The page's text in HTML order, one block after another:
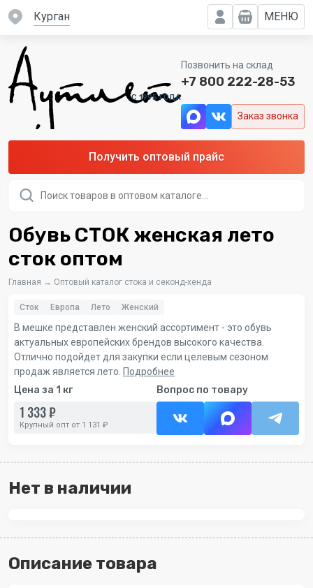
Курган МЕНЮ
C 1995 ГОДА
Позвонить на склад
+7 800 222-28-53
Заказ звонка
Получить оптовый прайс
товаров
Обувь СТОК женская лето
сток оптом
Главная → Оптовый каталог стока и секонд-хенда
Сток Европа Лето Женский
В мешке представлен женский ассортимент - это обувь
актуальных европейских брендов высокого качества.
Отлично подойдет для закупки если целевым сезоном
продаж является лето. Подробнее
Цена за 1 кг
1 333 ₽
Крупный опт от 1 131 ₽
Вопрос по товару
Нет в наличии
Описание товара